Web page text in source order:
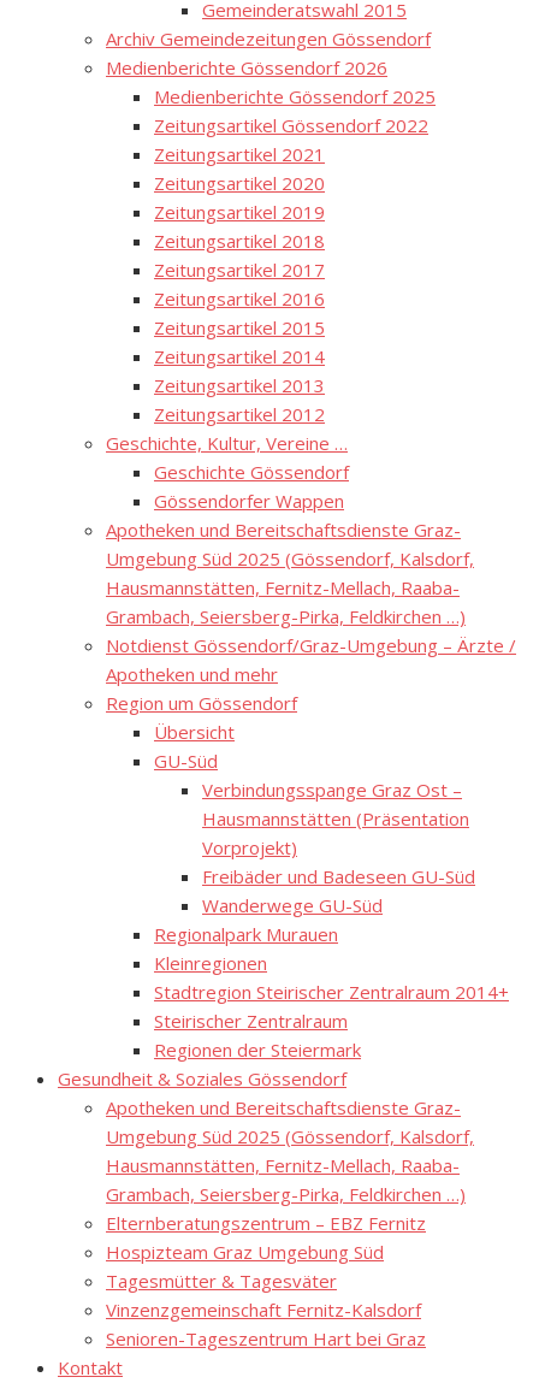
Gemeinderatswahl 2015
Archiv Gemeindezeitungen Gössendorf
Medienberichte Gössendorf 2026
Medienberichte Gössendorf 2025
Zeitungsartikel Gössendorf 2022
Zeitungsartikel 2021
Zeitungsartikel 2020
Zeitungsartikel 2019
Zeitungsartikel 2018
Zeitungsartikel 2017
Zeitungsartikel 2016
Zeitungsartikel 2015
Zeitungsartikel 2014
Zeitungsartikel 2013
Zeitungsartikel 2012
Geschichte, Kultur, Vereine …
Geschichte Gössendorf
Gössendorfer Wappen
Apotheken und Bereitschaftsdienste Graz-
Umgebung Süd 2025 (Gössendorf, Kalsdorf,
Hausmannstätten, Fernitz-Mellach, Raaba-
Grambach, Seiersberg-Pirka, Feldkirchen …)
Notdienst Gössendorf/Graz-Umgebung – Ärzte /
Apotheken und mehr
Region um Gössendorf
Übersicht
GU-Süd
Verbindungsspange Graz Ost –
Hausmannstätten (Präsentation
Vorprojekt)
Freibäder und Badeseen GU-Süd
Wanderwege GU-Süd
Regionalpark Murauen
Kleinregionen
Stadtregion Steirischer Zentralraum 2014+
Steirischer Zentralraum
Regionen der Steiermark
Gesundheit & Soziales Gössendorf
Apotheken und Bereitschaftsdienste Graz-
Umgebung Süd 2025 (Gössendorf, Kalsdorf,
Hausmannstätten, Fernitz-Mellach, Raaba-
Grambach, Seiersberg-Pirka, Feldkirchen …)
Elternberatungszentrum – EBZ Fernitz
Hospizteam Graz Umgebung Süd
Tagesmütter & Tagesväter
Vinzenzgemeinschaft Fernitz-Kalsdorf
Senioren-Tageszentrum Hart bei Graz
Kontakt